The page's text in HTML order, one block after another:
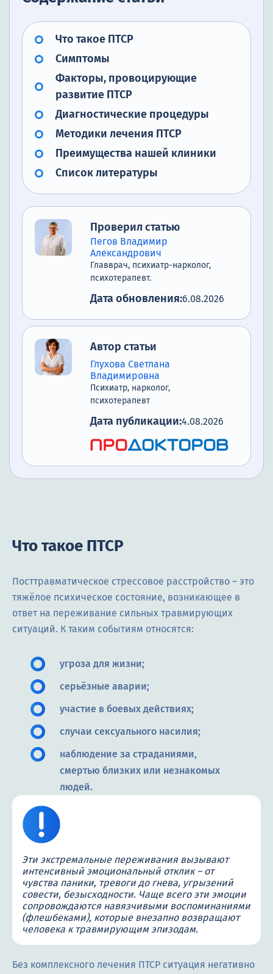
Что такое ПТСР
Симптомы
Факторы, провоцирующие
развитие ПТСР
Диагностические процедуры
Методики лечения ПТСР
Преимущества нашей клиники
Список литературы
Проверил статью
Пегов Владимир
Александрович
Главврач, психиатр-нарколог,
психотерапевт.
Дата обновления:6.08.2026
Автор статьи
Глухова Светлана
Владимировна
Психиатр, нарколог,
психотерапевт
Дата публикации:4.08.2026
Что такое ПТСР
Посттравматическое стрессовое расстройство – это
тяжёлое психическое состояние, возникающее в
ответ на переживание сильных травмирующих
ситуаций. К таким событиям относятся:
угроза для жизни;
серьёзные аварии;
участие в боевых действиях;
случаи сексуального насилия;
наблюдение за страданиями,
смертью близких или незнакомых
людей.
Эти экстремальные переживания вызывают
интенсивный эмоциональный отклик – от
чувства паники, тревоги до гнева, угрызений
совести, безысходности. Чаще всего эти эмоции
сопровождаются навязчивыми воспоминаниями
(флешбеками), которые внезапно возвращают
человека к травмирующим эпизодам.
Без комплексного лечения ПТСР ситуация негативно